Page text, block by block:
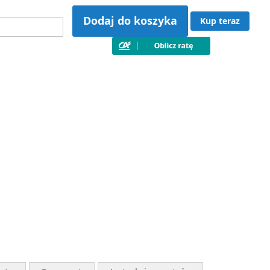
Dodaj do koszyka Kup teraz